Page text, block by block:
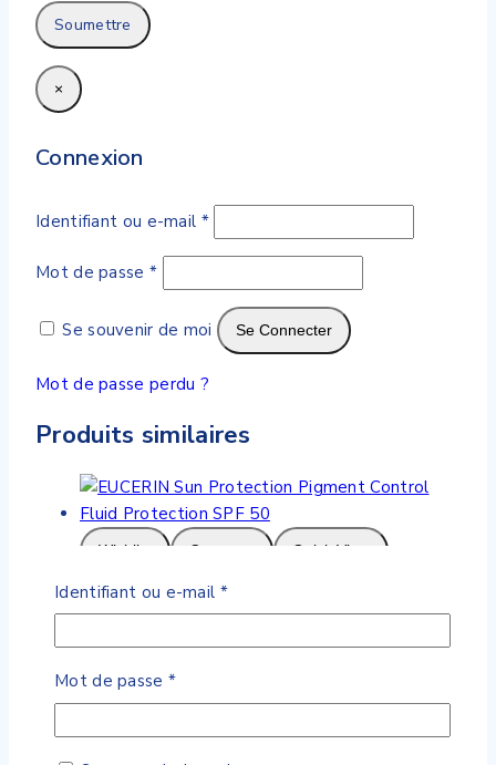
×
Connexion
Identifiant ou e-mail *Obligatoire
Mot de passe *Obligatoire
Se souvenir de moi Se Connecter
Mot de passe perdu ?
Produits similaires
Wishlist Compare Quick View
Fluid Protection SPF 50
0 de 5
209DH
Identifiant ou e-mail *Obligatoire
Mot de passe *Obligatoire